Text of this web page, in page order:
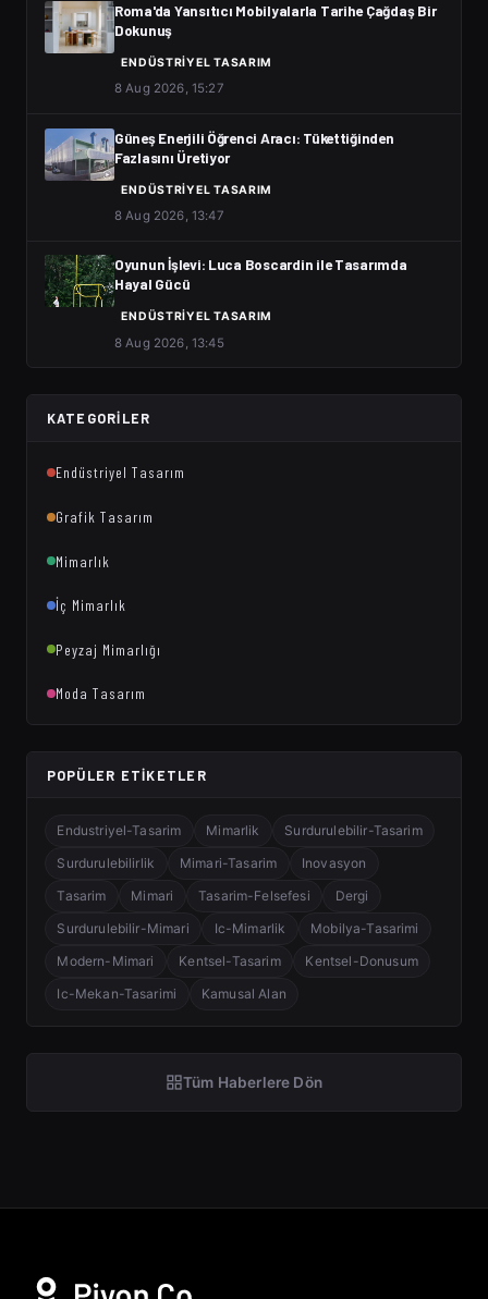
Roma'da Yansıtıcı Mobilyalarla Tarihe Çağdaş Bir
Dokunuş
ENDÜSTRIYEL TASARIM
8 Aug 2026, 15:27
Güneş Enerjili Öğrenci Aracı: Tükettiğinden
Fazlasını Üretiyor
ENDÜSTRIYEL TASARIM
8 Aug 2026, 13:47
Oyunun İşlevi: Luca Boscardin ile Tasarımda
Hayal Gücü
ENDÜSTRIYEL TASARIM
8 Aug 2026, 13:45
KATEGORILER
Endüstriyel Tasarım
Grafik Tasarım
Mimarlık
İç Mimarlık
Peyzaj Mimarlığı
Moda Tasarım
POPÜLER ETIKETLER
Endustriyel-Tasarim Mimarlik
Surdurulebilir-Tasarim
Surdurulebilirlik
Mimari-Tasarim
Inovasyon
Tasarim
Mimari Tasarim-Felsefesi
Dergi
Surdurulebilir-Mimari
Ic-Mimarlik
Mobilya-Tasarimi
Modern-Mimari
Kentsel-Tasarim
Kentsel-Donusum
Ic-Mekan-Tasarimi
Kamusal Alan
Tüm Haberlere Dön